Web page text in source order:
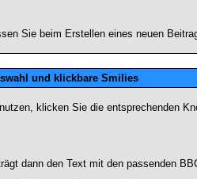
Sie beim Erstellen eines neuen
und klickbare Smilies
klicken Sie die entsprechenden
dann den Text mit den passenden